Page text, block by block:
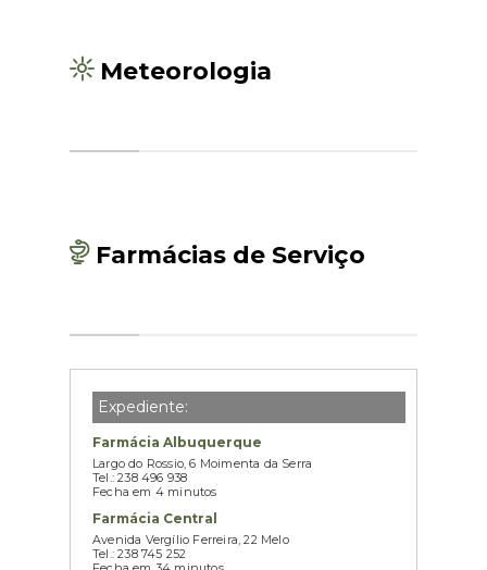
Meteorologia
Farmácias de Serviço
Expediente:
Farmácia Albuquerque
Largo do Rossio, 6 Moimenta da Serra
Tel.: 238 496 938
Fecha em 4 minutos
Farmácia Central
Avenida Vergílio Ferreira, 22 Melo
Tel.: 238 745 252